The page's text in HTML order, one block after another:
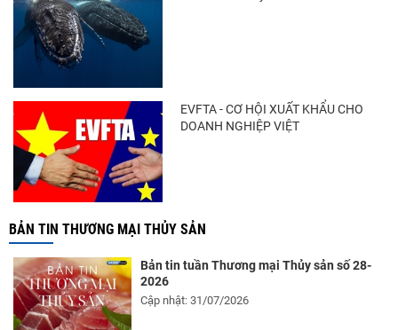
Điểm tin thủy sản thế giới ngày 3/8/2026
EVFTA - CƠ HỘI XUẤT KHẨU CHO
DOANH NGHIỆP VIỆT
BẢN TIN THƯƠNG MẠI THỦY SẢN
Bản tin tuần Thương mại Thủy sản số 28-
2026
Cập nhật: 31/07/2026